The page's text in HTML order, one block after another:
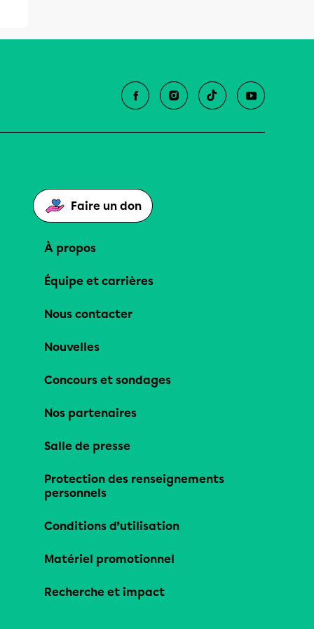
Faire un don
À propos
Équipe et carrières
Nous contacter
Nouvelles
Concours et sondages
Nos partenaires
Salle de presse
Protection des renseignements
personnels
Conditions d’utilisation
Matériel promotionnel
Recherche et impact